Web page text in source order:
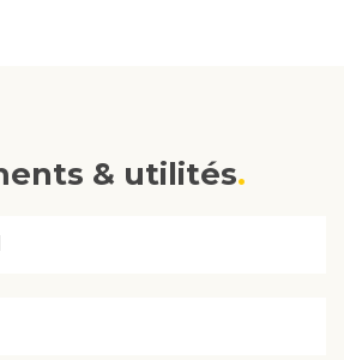
& utilités